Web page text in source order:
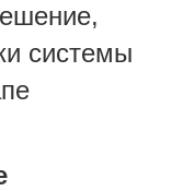
системы